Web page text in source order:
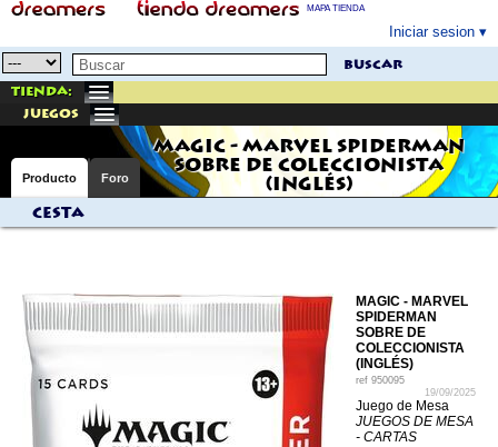
MAPA TIENDA
Iniciar sesion
buscar
Tienda:
juegos
MAGIC - MARVEL SPIDERMAN
SOBRE DE COLECCIONISTA
(INGLÉS)
Producto Foro
Cesta
MAGIC - MARVEL
SPIDERMAN
SOBRE DE
COLECCIONISTA
(INGLÉS)
ref 950095
19/09/2025
Juego de Mesa
JUEGOS DE MESA
- CARTAS